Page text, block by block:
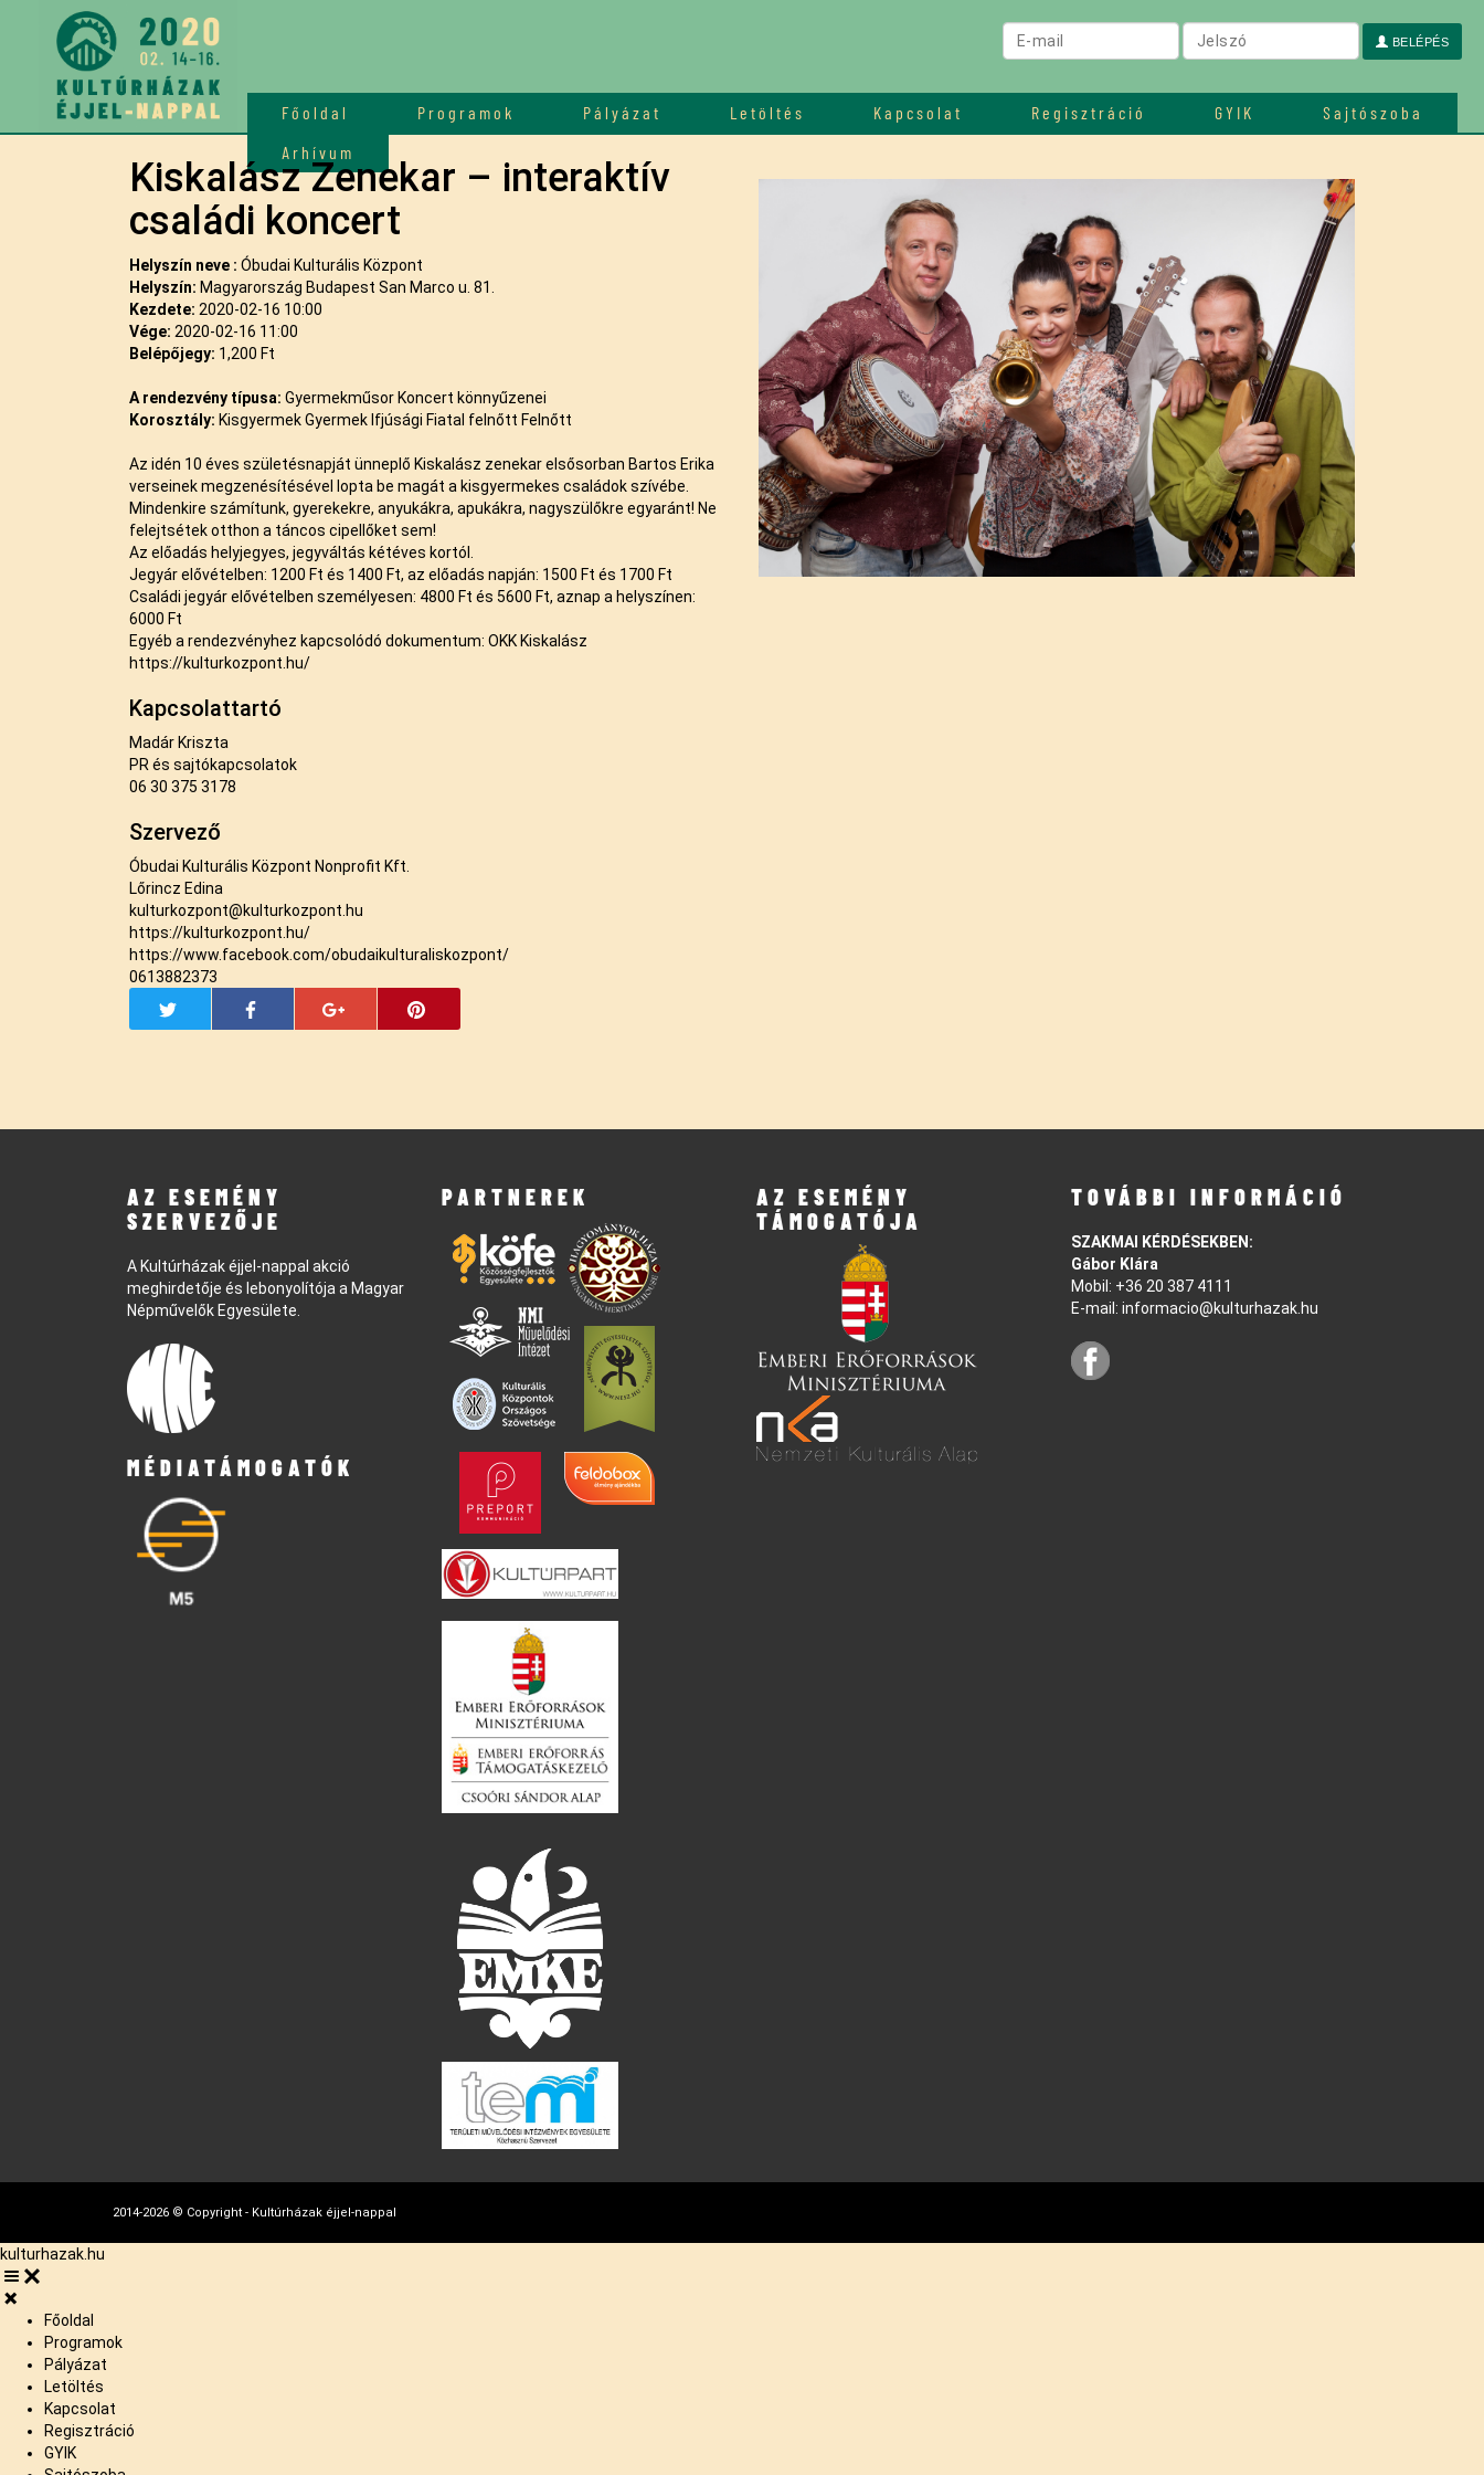
Főoldal Programok Pályázat Letöltés Kapcsolat Regisztráció GYIK
Sajtószoba
Arhívum
BELÉPÉS
Kiskalász Zenekar – interaktív
családi koncert
Helyszín neve : Óbudai Kulturális Központ
Helyszín: Magyarország Budapest San Marco u. 81.
Kezdete: 2020-02-16 10:00
Vége: 2020-02-16 11:00
Belépőjegy: 1,200 Ft
A rendezvény típusa: Gyermekműsor Koncert könnyűzenei
Korosztály: Kisgyermek Gyermek Ifjúsági Fiatal felnőtt Felnőtt
Az idén 10 éves születésnapját ünneplő Kiskalász zenekar elsősorban Bartos Erika
verseinek megzenésítésével lopta be magát a kisgyermekes családok szívébe.
Mindenkire számítunk, gyerekekre, anyukákra, apukákra, nagyszülőkre egyaránt! Ne
felejtsétek otthon a táncos cipellőket sem!
Az előadás helyjegyes, jegyváltás kétéves kortól.
Jegyár elővételben: 1200 Ft és 1400 Ft, az előadás napján: 1500 Ft és 1700 Ft
Családi jegyár elővételben személyesen: 4800 Ft és 5600 Ft, aznap a helyszínen:
6000 Ft
Egyéb a rendezvényhez kapcsolódó dokumentum: OKK Kiskalász
https://kulturkozpont.hu/
Kapcsolattartó
Madár Kriszta
PR és sajtókapcsolatok
06 30 375 3178
Szervező
Óbudai Kulturális Központ Nonprofit Kft.
Lőrincz Edina
kulturkozpont@kulturkozpont.hu
https://kulturkozpont.hu/
https://www.facebook.com/obudaikulturaliskozpont/
0613882373
AZ ESEMÉNY
SZERVEZŐJE
A Kultúrházak éjjel-nappal akció
meghirdetője és lebonyolítója a Magyar
Népművelők Egyesülete.
MÉDIATÁMOGATÓK
PARTNEREK
AZ ESEMÉNY
TÁMOGATÓJA
TOVÁBBI INFORMÁCIÓ
SZAKMAI KÉRDÉSEKBEN:
Gábor Klára
Mobil: +36 20 387 4111
E-mail: informacio@kulturhazak.hu
2014-2026 © Copyright - Kultúrházak éjjel-nappal
kulturhazak.hu
Főoldal
Programok
Pályázat
Letöltés
Kapcsolat
Regisztráció
GYIK